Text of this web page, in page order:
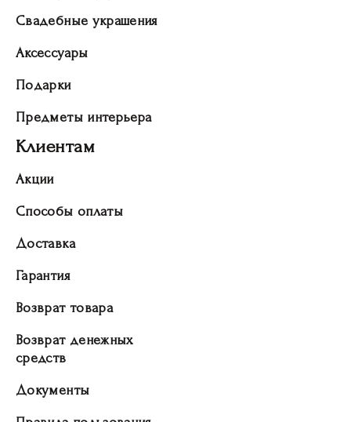
Свадебные украшения
Аксессуары
Подарки
Предметы интерьера
Клиентам
Акции
Способы оплаты
Доставка
Гарантия
Возврат товара
Возврат денежных
средств
Документы